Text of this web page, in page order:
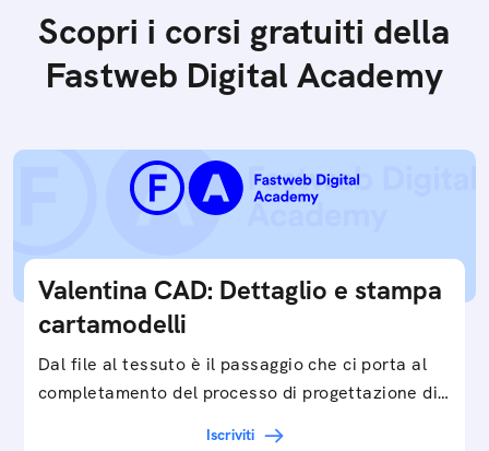
Scopri i corsi gratuiti della
Fastweb Digital Academy
Valentina CAD: Dettaglio e stampa
cartamodelli
Dal file al tessuto è il passaggio che ci porta al
completamento del processo di progettazione di
Iscriviti